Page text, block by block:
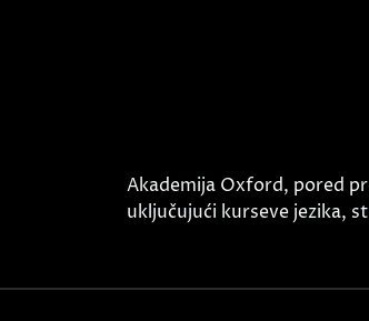
Akademija Oxford, pored
uključujući kurseve jezika,